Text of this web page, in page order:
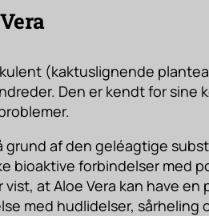
(kaktuslignende
Den er kendt for
grund af den geléagtige
bioaktive forbindelser med
vist, at Aloe Vera kan have
med hudlidelser, sårheling